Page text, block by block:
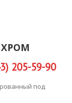
ХРОМ
205-59-90
под